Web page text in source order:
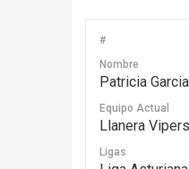
#
Nombre
Patricia
Equipo Actual
Llanera Vipers
Ligas